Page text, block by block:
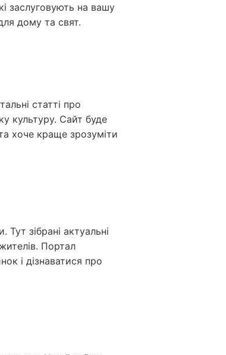
заслуговують на вашу
дому та свят.
статті про
культуру. Сайт буде
хоче краще зрозуміти
зібрані актуальні
Портал
і дізнаватися про